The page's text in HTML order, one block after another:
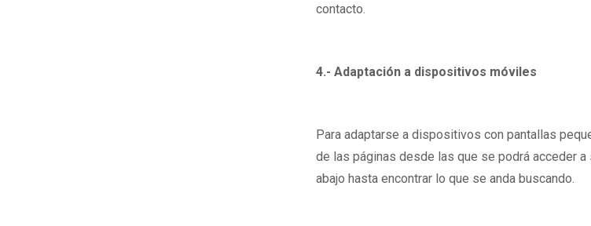
contacto.
4.- Adaptación a dispositivos móviles
Para adaptarse a dispositivos con pantallas
de las páginas desde las que se podrá acceder
abajo hasta encontrar lo que se anda buscando.